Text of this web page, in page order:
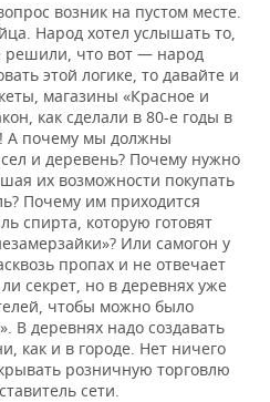
возник на пустом месте.
Народ хотел услышать то,
решили, что вот — народ
этой логике, то давайте и
магазины «Красное и
как сделали в 80-е годы в
А почему мы должны
и деревень? Почему нужно
их возможности покупать
Почему им приходится
спирта, которую готовят
Или самогон у
пропах и не отвечает
секрет, но в деревнях уже
чтобы можно было
В деревнях надо создавать
как и в городе. Нет ничего
розничную торговлю
сети.